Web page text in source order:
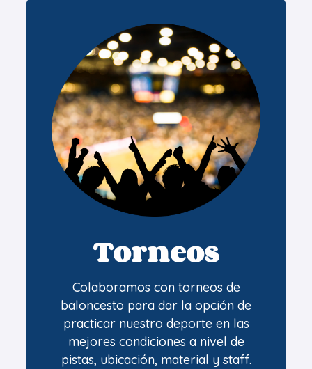
Torneos
Colaboramos con torneos de
baloncesto para dar la opción de
practicar nuestro deporte en las
mejores condiciones a nivel de
pistas, ubicación, material y staff.